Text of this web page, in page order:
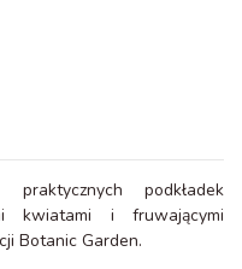
podkładek
kwiatami i fruwającymi
Botanic Garden.